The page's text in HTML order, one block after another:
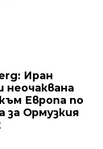
Иран
неочаквана
Европа по
за Ормузкия